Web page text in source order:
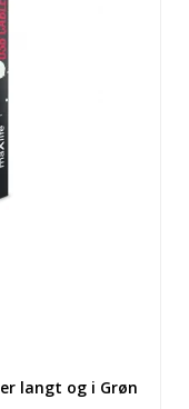
langt og i Grøn